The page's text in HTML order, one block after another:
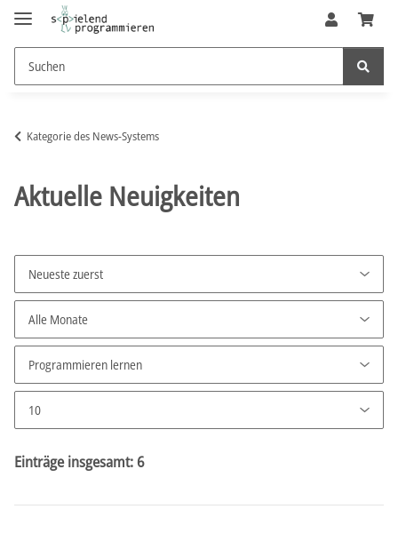
Kategorie des News-Systems
Aktuelle Neuigkeiten
Einträge insgesamt: 6